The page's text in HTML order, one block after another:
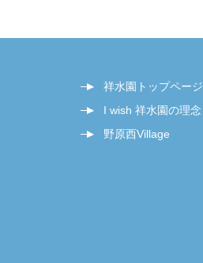
祥水園トップページ
I wish 祥水園の理念
野原西Village